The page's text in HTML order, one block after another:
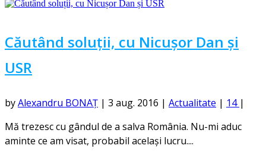
Căutând soluții, cu Nicușor Dan și
USR
byAlexandru BONAȚ | 3 aug. 2016 | Actualitate | 14 |
Mă trezesc cu gândul de a salva România. Nu-mi aduc
aminte ce am visat, probabil același lucru....